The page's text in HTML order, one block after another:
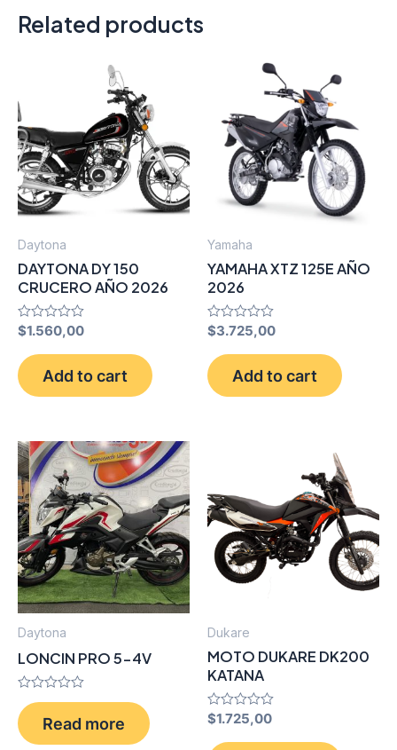
Related products
Daytona
DAYTONA DY 150
CRUCERO AÑO 2026
Rated
0
out
of
5
$1.560,00
Add to cart
Yamaha
YAMAHA XTZ 125E AÑO
2026
Rated
0
out
of
5
$3.725,00
Add to cart
Daytona
LONCIN PRO 5-4V
Rated
0
out
of
Read more
Dukare
MOTO DUKARE DK200
KATANA
Rated
0
out
$1.725,00